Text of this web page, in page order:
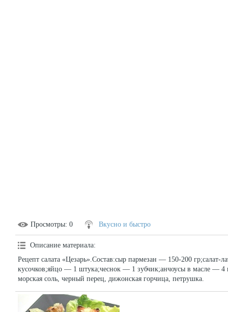
Просмотры: 0 Вкусно и быстро
Описание материала:
Рецепт салата «Цезарь».Состав:сыр пармезан — 150-200
кусочков;яйцо — 1 штука;чеснок — 1 зубчик;анчоусы в масле — 4
морская соль, черный перец, дижонская горчица, петрушка.